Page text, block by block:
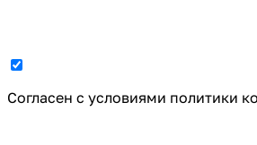
Cогласен с условиями политики